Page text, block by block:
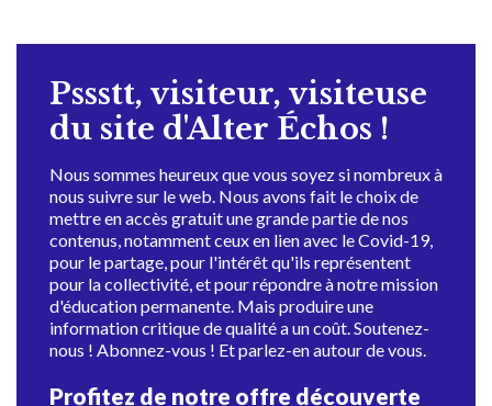
Pssstt, visiteur, visiteuse
du site d'Alter Échos !
Nous sommes heureux que vous soyez si nombreux à
nous suivre sur le web. Nous avons fait le choix de
mettre en accès gratuit une grande partie de nos
contenus, notamment ceux en lien avec le Covid-19,
pour le partage, pour l'intérêt qu'ils représentent
pour la collectivité, et pour répondre à notre mission
d'éducation permanente. Mais produire une
information critique de qualité a un coût. Soutenez-
nous ! Abonnez-vous ! Et parlez-en autour de vous.
Profitez de notre offre découverte